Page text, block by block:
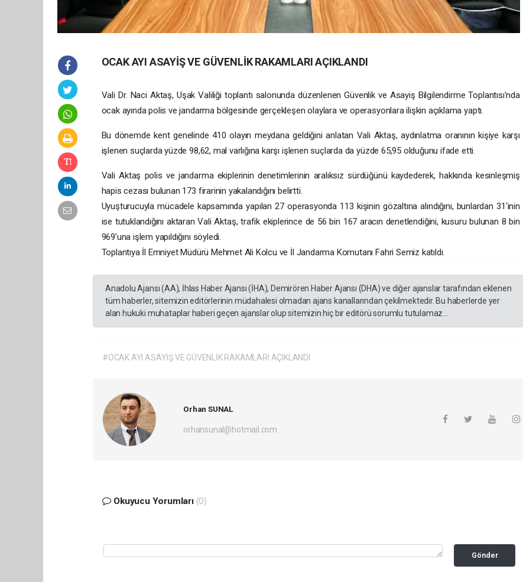
OCAK AYI ASAYİŞ VE GÜVENLİK RAKAMLARI AÇIKLANDI
Vali Dr. Naci Aktaş, Uşak Valiliği toplantı salonunda düzenlenen Güvenlik ve Asayiş Bilgilendirme Toplantısı'nda
ocak ayında polis ve jandarma bölgesinde gerçekleşen olaylara ve operasyonlara ilişkin açıklama yaptı.
Bu dönemde kent genelinde 410 olayın meydana geldiğini anlatan Vali Aktaş, aydınlatma oranının kişiye karşı
işlenen suçlarda yüzde 98,62, mal varlığına karşı işlenen suçlarda da yüzde 65,95 olduğunu ifade etti.
Vali Aktaş polis ve jandarma ekiplerinin denetimlerinin aralıksız sürdüğünü kaydederek, hakkında kesinleşmiş
hapis cezası bulunan 173 firarinin yakalandığını belirtti.
Uyuşturucuyla mücadele kapsamında yapılan 27 operasyonda 113 kişinin gözaltına alındığını, bunlardan 31'inin
ise tutuklandığını aktaran Vali Aktaş, trafik ekiplerince de 56 bin 167 aracın denetlendiğini, kusuru bulunan 8 bin
969'una işlem yapıldığını söyledi.
Toplantıya İl Emniyet Müdürü Mehmet Ali Kolcu ve İl Jandarma Komutanı Fahri Semiz katıldı.
Anadolu Ajansı (AA), İhlas Haber Ajansı (İHA), Demirören Haber Ajansı (DHA) ve diğer ajanslar tarafından eklenen
tüm haberler, sitemizin editörlerinin müdahalesi olmadan ajans kanallarından çekilmektedir. Bu haberlerde yer
alan hukuki muhataplar haberi geçen ajanslar olup sitemizin hiç bir editörü sorumlu tutulamaz...
#OCAK AYI ASAYİŞ VE GÜVENLİK RAKAMLARI AÇIKLANDI
Orhan SUNAL
orhansunal@hotmail.com
Okuyucu Yorumları (0)
Gönder